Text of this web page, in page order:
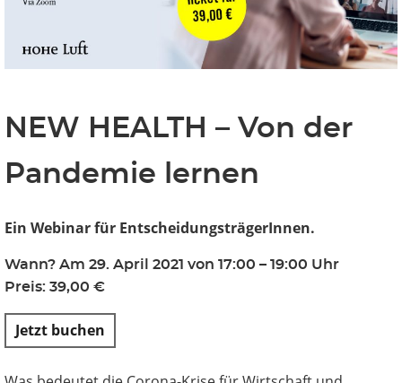
s
Clas
s
NEW HEALTH – Von der
Pandemie lernen
Ein Webinar für EntscheidungsträgerInnen.
Wann? Am 29. April 2021 von 17:00 – 19:00 Uhr
Preis: 39,00 €
Jetzt buchen